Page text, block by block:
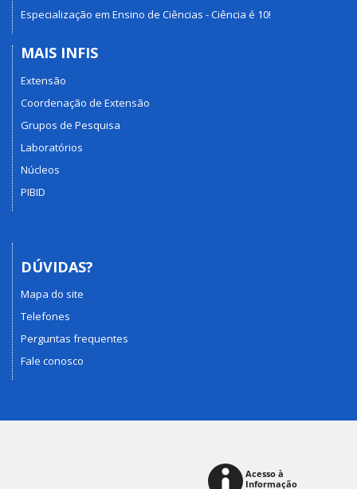
Especialização em Ensino de Ciências - Ciência é 10!
MAIS INFIS
Extensão
Coordenação de Extensão
Grupos de Pesquisa
Laboratórios
Núcleos
PIBID
DÚVIDAS?
Mapa do site
Telefones
Perguntas frequentes
Fale conosco